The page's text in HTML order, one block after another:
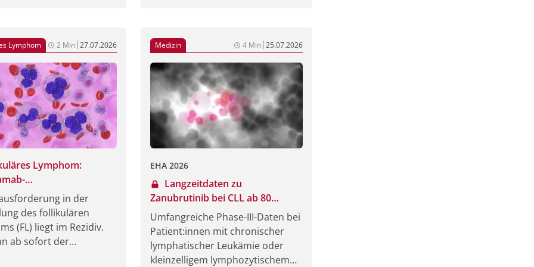
Leben teilzunehmen
durch die Therapie.
fühlen sich viele
auch mental
[1, 2].
Lymphom 2 Min|27.07.2026
Lymphom:
ab dem 1.
in der
des follikulären
(FL) liegt im Rezidiv.
ab sofort der
Medizin 4 Min|25.07.2026
EHA 2026
Langzeitdaten zu
Zanubrutinib bei CLL ab 80
Jahren
Umfangreiche Phase-III-Daten bei
Patient:innen mit chronischer
lymphatischer Leukämie oder
kleinzelligem lymphozytischem